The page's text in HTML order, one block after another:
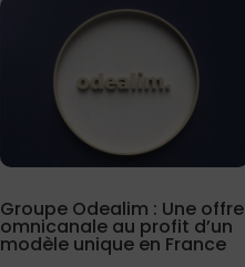
Groupe Odealim : Une offre
omnicanale au profit d’un
modèle unique en France